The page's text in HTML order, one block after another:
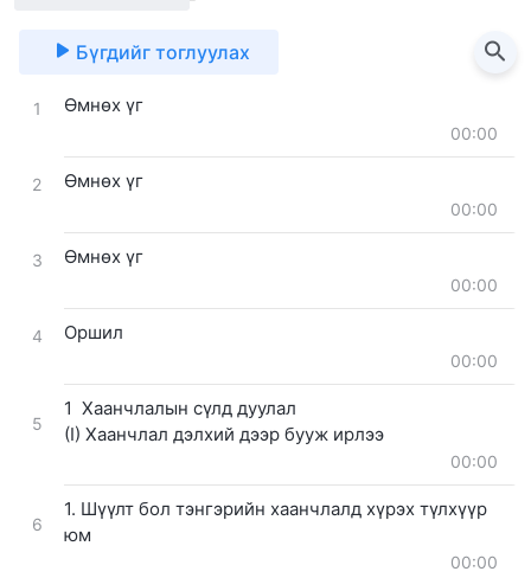
Бүгдийг тоглуулах
1 Өмнөх үг
00:00
2 Өмнөх үг
00:00
3 Өмнөх үг
00:00
4 Оршил
00:00
5
1 Хаанчлалын сүлд дуулал
(I) Хаанчлал дэлхий дээр бууж ирлээ
00:00
6
1. Шүүлт бол тэнгэрийн хаанчлалд хүрэх түлхүүр
юм
00:00